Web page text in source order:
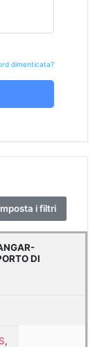
dimenticata?
i filtri
DI
,